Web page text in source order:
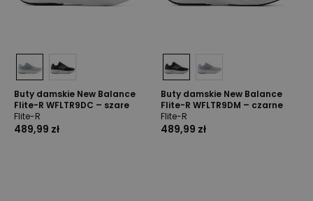
Buty damskie New Balance
Flite-R WFLTR9DC – szare
Flite-R
489,99 zł
Buty damskie New Balance
Flite-R WFLTR9DM – czarne
Flite-R
489,99 zł